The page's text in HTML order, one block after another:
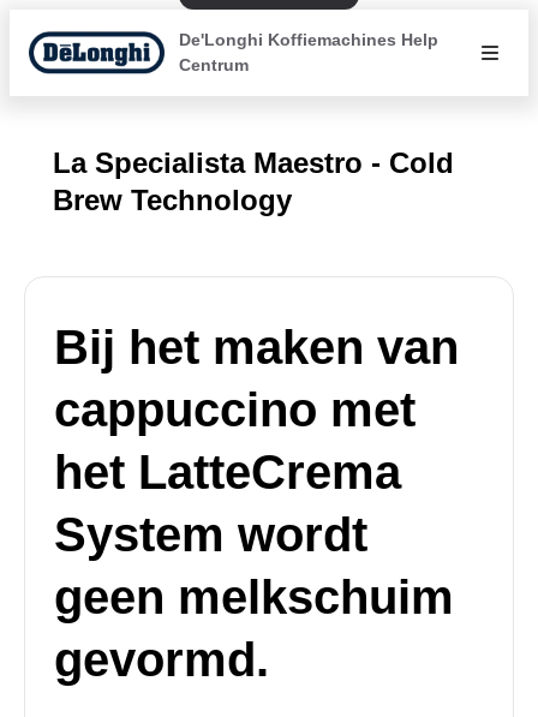
De'Longhi Koffiemachines Help
Centrum
La Specialista Maestro - Cold
Brew Technology
Bij het maken van
cappuccino met
het LatteCrema
System wordt
geen melkschuim
gevormd.